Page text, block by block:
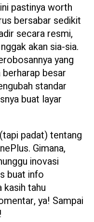
pastinya worth
bersabar sedikit
secara resmi,
akan sia-sia.
yang
besar
standar
buat layar
padat) tentang
Gimana,
inovasi
buat info
kasih tahu
ya! Sampai